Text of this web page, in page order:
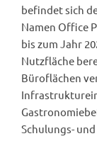
befindet sich
Namen Office
bis zum Jahr
Nutzfläche
Büroflächen
Schulungs-